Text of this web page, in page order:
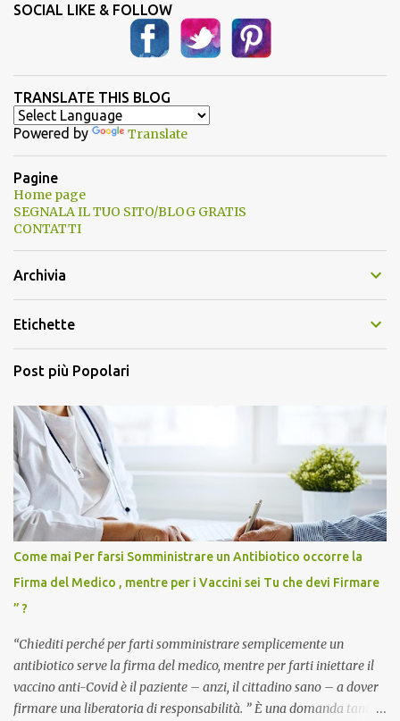
SOCIAL LIKE & FOLLOW
TRANSLATE THIS BLOG
Powered by Translate
Pagine
Home page
SEGNALA IL TUO SITO/BLOG GRATIS
CONTATTI
Archivia
Etichette
Post più Popolari
Come mai Per farsi Somministrare un Antibiotico occorre la
Firma del Medico , mentre per i Vaccini sei Tu che devi Firmare
” ?
“Chiediti perché per farti somministrare semplicemente un
antibiotico serve la firma del medico, mentre per farti iniettare il
vaccino anti-Covid è il paziente – anzi, il cittadino sano – a dover
firmare una liberatoria di responsabilità. ” È una domanda tanto